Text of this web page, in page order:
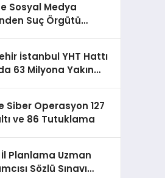
Sosyal Medya
Suç Örgütü
İstanbul YHT Hattı
63 Milyona Yakın
Siber Operasyon 127
ve 86 Tutuklama
Planlama Uzman
Sözlü Sınavı